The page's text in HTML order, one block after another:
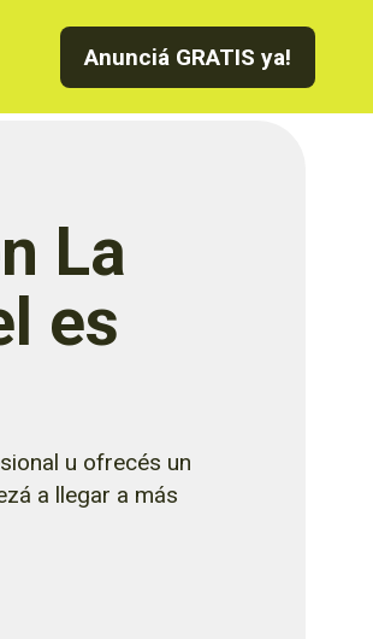
Anunciá GRATIS ya!
La
es
u ofrecés un
a llegar a más